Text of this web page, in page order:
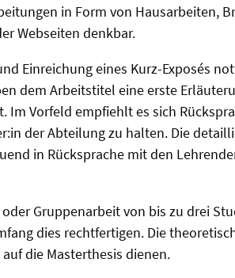
in Form von Hausarbeiten,
Webseiten denkbar.
Einreichung eines Kurz-Exposés
dem Arbeitstitel eine erste
Im Vorfeld empfiehlt es sich
der Abteilung zu halten. Die
in Rücksprache mit den
Gruppenarbeit von bis zu drei
dies rechtfertigen. Die
die Masterthesis dienen.